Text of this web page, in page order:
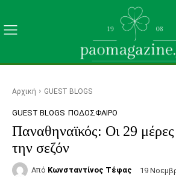
Αρχική GUEST BLOGS
GUEST BLOGS ΠΟΔΌΣΦΑΙΡΟ
Παναθηναϊκός: Οι 29
την σεζόν
Από Κωνσταντίνος Τέφας 19